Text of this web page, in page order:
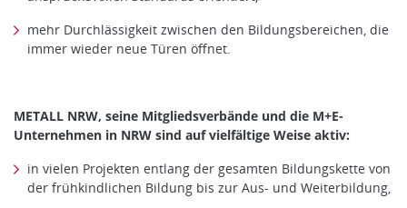
mehr Durchlässigkeit zwischen den Bildungsbereichen, die
immer wieder neue Türen öffnet.
METALL NRW, seine Mitgliedsverbände und die M+E-
Unternehmen in NRW sind auf vielfältige Weise aktiv:
in vielen Projekten entlang der gesamten Bildungskette von
der frühkindlichen Bildung bis zur Aus- und Weiterbildung,